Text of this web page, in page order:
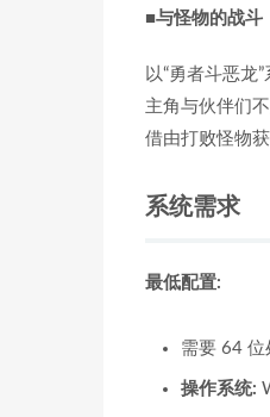
■与怪物的战斗
以“勇者斗恶龙
主角与伙伴们
借由打败怪物
系统需求
最低配置:
需要 64 位
操作系统: